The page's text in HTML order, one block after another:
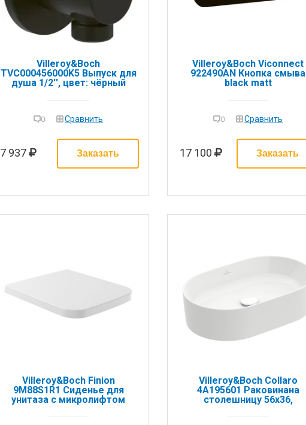
Villeroy&Boch
TVC000456000K5 Выпуск для
душа 1/2'', цвет: чёрный
ОСТАТКОВ)
0 Сравнить
7 937
Villeroy&Boch Viconnect
922490AN Кнопка смыва
black matt
0 Сравнить
17 100
Villeroy&Boch Finion
9M88S1R1 Сиденье для
унитаза с микролифтом
Villeroy&Boch Collaro
4A195601 Раковинана
столешницу 56x36,
отсутствуют, цвет-